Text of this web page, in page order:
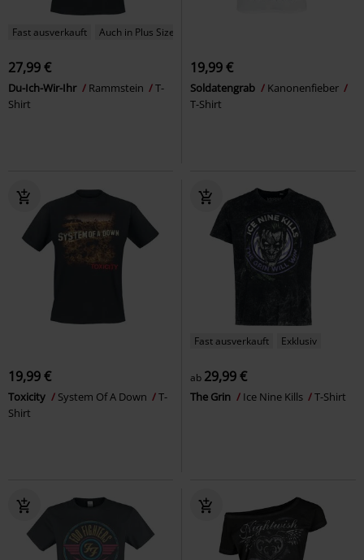
Fast ausverkauft Auch in Plus Size
27,99 €
Du-Ich-Wir-Ihr Rammstein
T-
Shirt
19,99 €
Soldatengrab
Kanonenfieber
T-Shirt
19,99 €
Toxicity System Of A Down
T-
Shirt
Fast ausverkauft Exklusiv
ab 29,99 €
The Grin Ice Nine Kills T-Shirt